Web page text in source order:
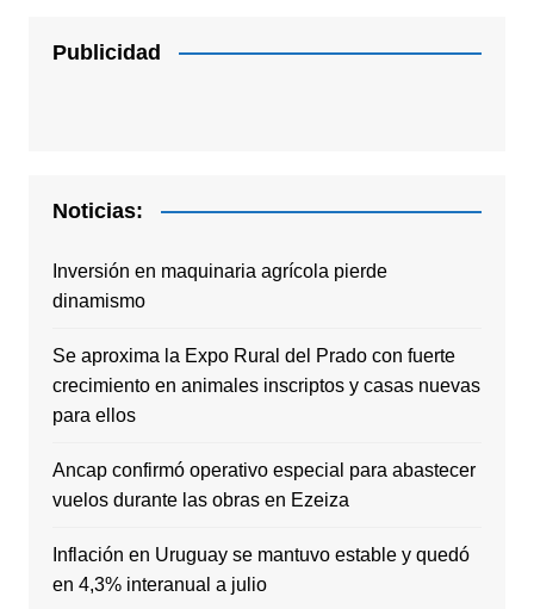
Publicidad
Noticias:
Inversión en maquinaria agrícola pierde
dinamismo
Se aproxima la Expo Rural del Prado con fuerte
crecimiento en animales inscriptos y casas nuevas
para ellos
Ancap confirmó operativo especial para abastecer
vuelos durante las obras en Ezeiza
Inflación en Uruguay se mantuvo estable y quedó
en 4,3% interanual a julio